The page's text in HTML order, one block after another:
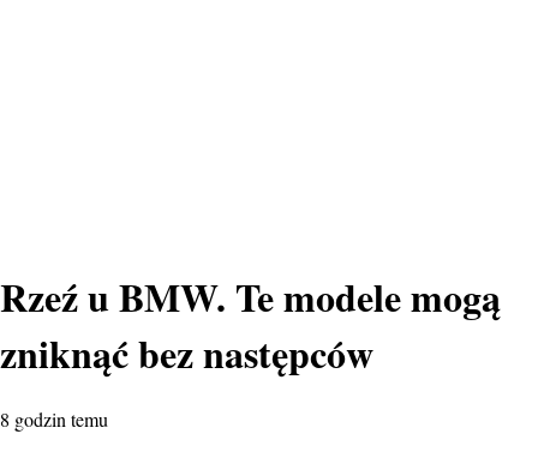
Rzeź u BMW. Te modele mogą
zniknąć bez następców
8 godzin temu